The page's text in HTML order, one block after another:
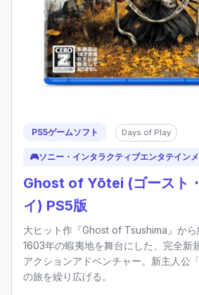
PS5ゲームソフト Days of Play
🎮ソニー・インタラクティブエンタテイン
Ghost of Yōtei (ゴースト
イ) PS5版
大ヒット作『Ghost of Tsushima』か
1603年の蝦夷地を舞台にした、完全新
アクションアドベンチャー。新主人公
の旅を繰り広げる。